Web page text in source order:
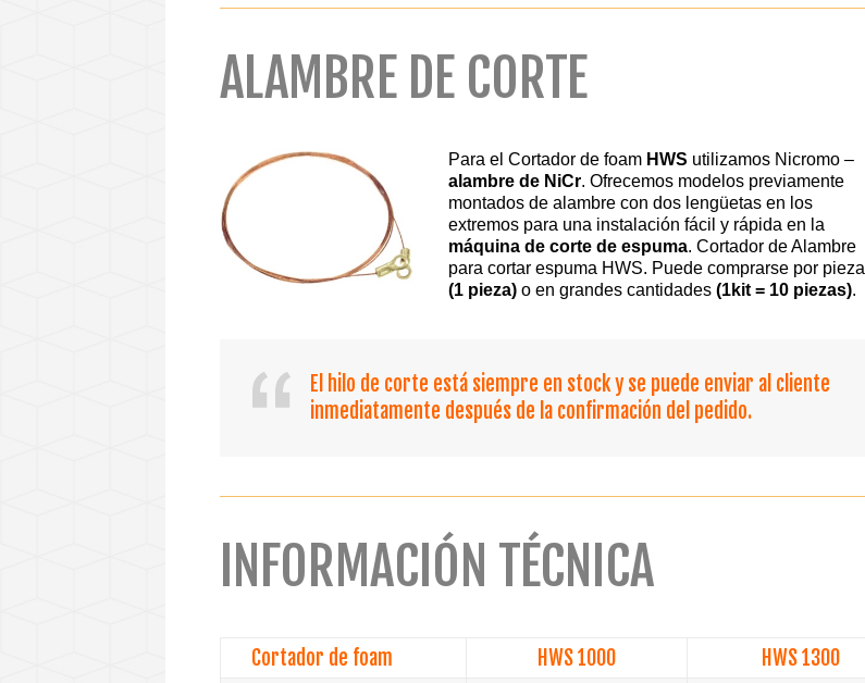
ALAMBRE DE CORTE
Para el Cortador de foam HWS utilizamos Nicromo –
alambre de NiCr. Ofrecemos modelos previamente
montados de alambre con dos lengüetas en los
extremos para una instalación fácil y rápida en la
máquina de corte de espuma. Cortador de Alambre
para cortar espuma HWS. Puede comprarse por pieza
(1 pieza) o en grandes cantidades (1kit = 10 piezas).
El hilo de corte está siempre en stock y se puede enviar al cliente
inmediatamente después de la confirmación del pedido.
INFORMACIÓN TÉCNICA
Cortador de foam HWS 1000
HWS 1300